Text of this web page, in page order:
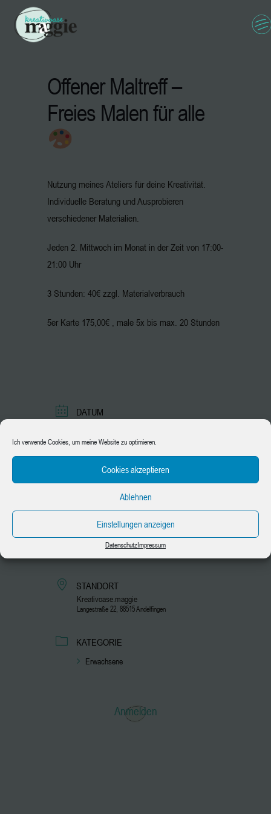
Ich verwende Cookies, um meine Website zu optimieren.
Cookies akzeptieren
Ablehnen
Einstellungen anzeigen
Datenschutz Impressum
Offener Maltreff –
Freies Malen für alle
Nutzung meines Ateliers für deine Kreativität.
Individuelle Beratung und Ausprobieren
verschiedener Materialien.
Jeden 2. Mittwoch im Monat in der Zeit von 17:00-
21:00 Uhr
3 Stunden: 40€ zzgl. Materialverbrauch
5er Karte 175,00€ , male 5x bis max. 20 Stunden
DATUM
UHRZEIT
STANDORT
Kreativoase.maggie
Langestraße 22, 88515 Andelfingen
KATEGORIE
Erwachsene
Anmelden